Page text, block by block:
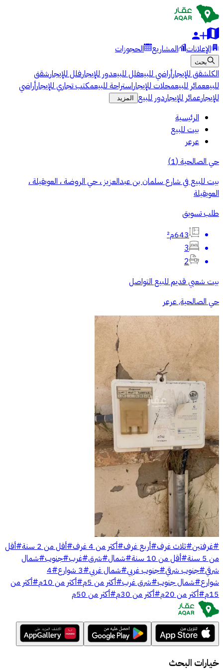
الإعلانات المشاريع الحجوزات
بحث
الكلشقق للإيجارأراضي للبيعفلل للبيعدور للإيجارفلل للإيجارشقق
للبيععمائر للبيعمحلات للإيجاراستراحة للبيعمكتب تجاري للإيجارأراضي
للإيجارعمائر للإيجاردور للبيع المزيد
الرئيسية
بيت للبيع
عرعر
حي الصالحية(
1
)
بيت للبيع في شارع سلمان بن عبدالعزيز ، حي الروضة ، العويقيلة ،
العويقيلة
طلب تسويق
643م²
3
2
بيت شعبي قديم للبيع التواصل
حي الصالحية, عرعر
#غرفتين#ثلاث غرف#أربع غرف#أكثر من 4 غرف #أقل من 2 سنة #أقل
من 5 سنة
#أقل من 10 سنة #شمال#شرق#غرب#جنوب#شمال
شرقي#جنوب شرقي#جنوب غربي#شمال غربي#3 شوارع #
4
شوارع#شمال جنوب#شرق غرب#أكثر من 5م #أكثر من 10م #أكثر من
15م #أكثر من 20م #أكثر من 30م #أكثر من 50م
خيارات البحث